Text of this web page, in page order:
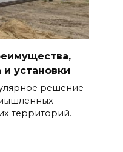
установки
решение
территорий.